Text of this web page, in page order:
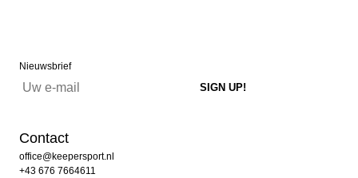
Nieuwsbrief
Contact
office@keepersport.nl
+43 676 7664611